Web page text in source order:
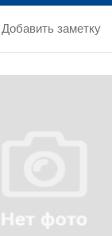
Добавить заметку